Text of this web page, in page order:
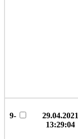
9-
29.04.2021
13:29:04